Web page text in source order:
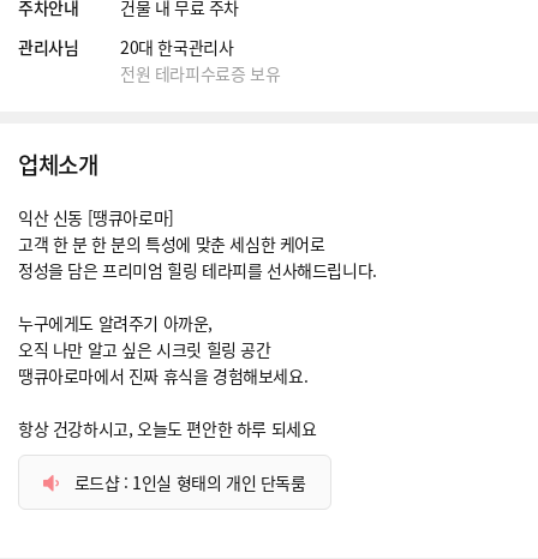
주차안내
건물 내 무료 주차
관리사님
20대 한국관리사
전원 테라피수료증 보유
업체소개
익산 신동 [땡큐아로마]
고객 한 분 한 분의 특성에 맞춘 세심한 케어로
정성을 담은 프리미엄 힐링 테라피를 선사해드립니다.
누구에게도 알려주기 아까운,
오직 나만 알고 싶은 시크릿 힐링 공간
땡큐아로마에서 진짜 휴식을 경험해보세요.
항상 건강하시고, 오늘도 편안한 하루 되세요
로드샵 : 1인실 형태의 개인 단독룸